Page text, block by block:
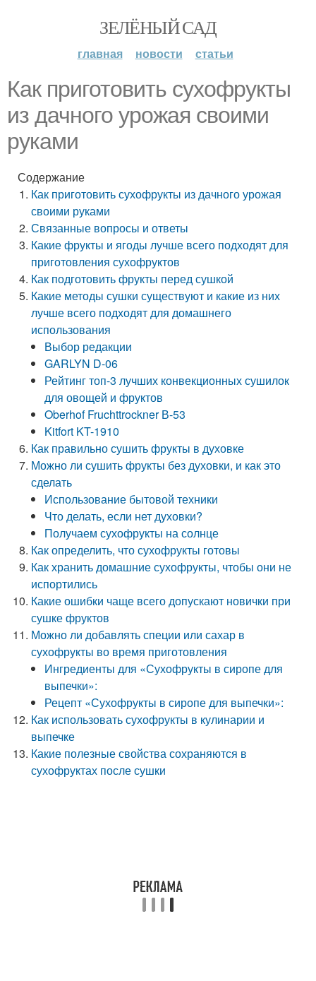
ЗЕЛЁНЫЙ САД
главная новости статьи
Как приготовить сухофрукты
из дачного урожая своими
руками
Содержание
Как приготовить сухофрукты из дачного урожая
своими руками
Связанные вопросы и ответы
Какие фрукты и ягоды лучше всего подходят для
приготовления сухофруктов
Как подготовить фрукты перед сушкой
Какие методы сушки существуют и какие из них
лучше всего подходят для домашнего
использования
Выбор редакции
GARLYN D-06
Рейтинг топ-3 лучших конвекционных сушилок
для овощей и фруктов
Oberhof Fruchttrockner В-53
Kitfort KT-1910
Как правильно сушить фрукты в духовке
Можно ли сушить фрукты без духовки, и как это
сделать
Использование бытовой техники
Что делать, если нет духовки?
Получаем сухофрукты на солнце
Как определить, что сухофрукты готовы
Как хранить домашние сухофрукты, чтобы они не
испортились
Какие ошибки чаще всего допускают новички при
сушке фруктов
Можно ли добавлять специи или сахар в
сухофрукты во время приготовления
Ингредиенты для «Сухофрукты в сиропе для
выпечки»:
Рецепт «Сухофрукты в сиропе для выпечки»:
Как использовать сухофрукты в кулинарии и
выпечке
Какие полезные свойства сохраняются в
сухофруктах после сушки